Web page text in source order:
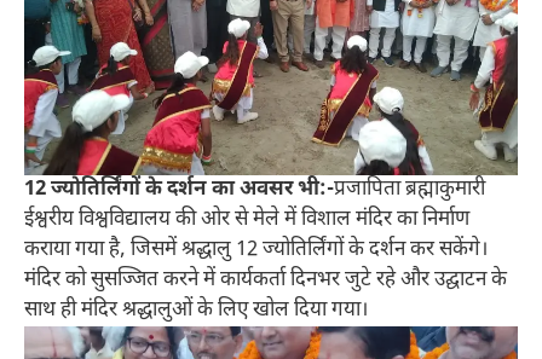
12 ज्योतिर्लिंगों के दर्शन का अवसर भी:-प्रजापिता ब्रह्माकुमारी
ईश्वरीय विश्वविद्यालय की ओर से मेले में विशाल मंदिर का निर्माण
कराया गया है, जिसमें श्रद्धालु 12 ज्योतिर्लिंगों के दर्शन कर सकेंगे।
मंदिर को सुसज्जित करने में कार्यकर्ता दिनभर जुटे रहे और उद्घाटन के
साथ ही मंदिर श्रद्धालुओं के लिए खोल दिया गया।